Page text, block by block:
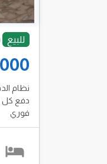
للبيع
دفع كل
فوري